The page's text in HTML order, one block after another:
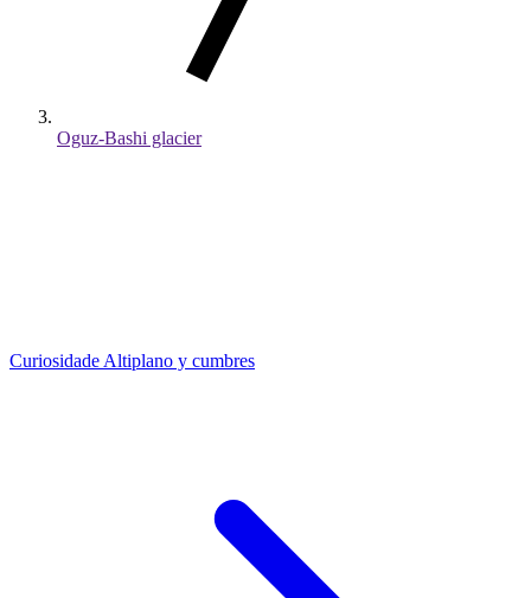
Oguz-Bashi glacier
Curiosidade Altiplano y cumbres